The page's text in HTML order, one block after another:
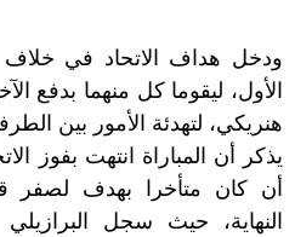
ودخل هداف الاتحاد في
الأول، ليقوما كل منهما بدفع
هنريكي، لتهدئة الأمور بين
يذكر أن المباراة انتهت بفوز
النهاية، حيث سجل